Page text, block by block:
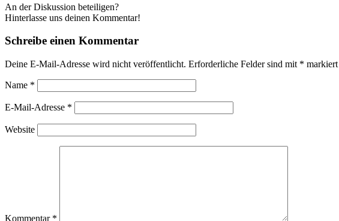
An der Diskussion beteiligen?
Hinterlasse uns deinen Kommentar!
Schreibe einen Kommentar
Deine E-Mail-Adresse wird nicht veröffentlicht. Erforderliche Felder sind mit * markiert
Name *
E-Mail-Adresse *
Website
Kommentar *